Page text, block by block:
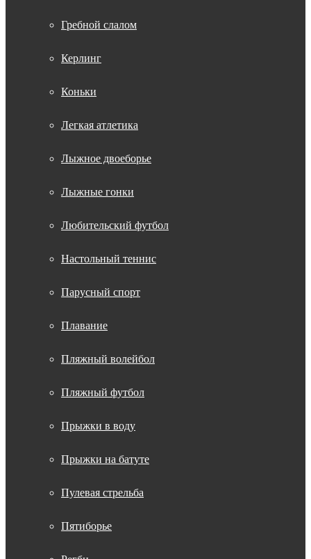
Гребной слалом
Керлинг
Коньки
Легкая атлетика
Лыжное двоеборье
Лыжные гонки
Любительский футбол
Настольный теннис
Парусный спорт
Плавание
Пляжный волейбол
Пляжный футбол
Прыжки в воду
Прыжки на батуте
Пулевая стрельба
Пятиборье